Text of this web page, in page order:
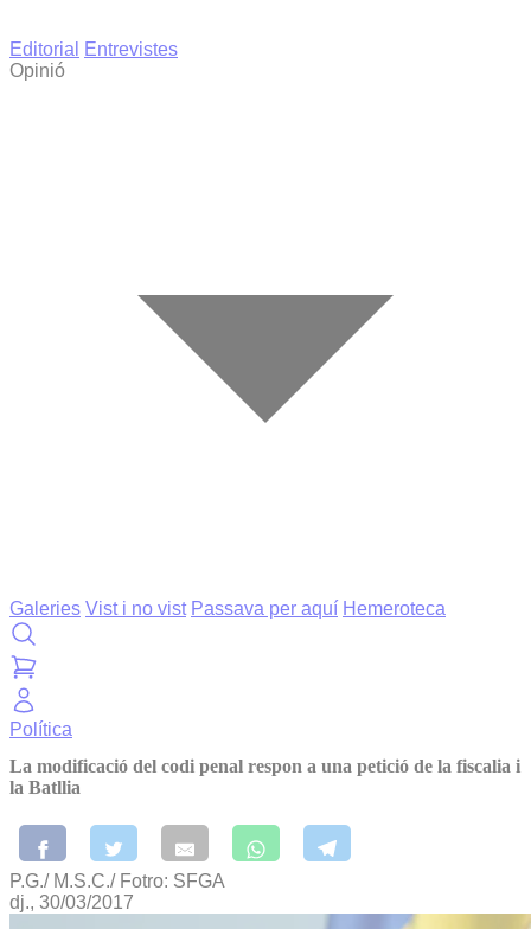
Editorial
Entrevistes
Opinió
Galeries Vist i no vist Passava per aquí Hemeroteca
Política
La modificació del codi penal respon a una petició de la fiscalia i
la Batllia
P.G./ M.S.C./ Fotro: SFGA
dj., 30/03/2017